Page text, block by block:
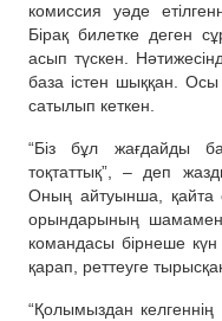
комиссия уәде
Бірақ билетке деген
асып түскен.
база істен шыққан. Осы
сатылып кеткен.
“Біз бұл жағдайды
тоқтаттық”, – деп
Оның айтуынша, қайта
орындарының шамамен
командасы бірнеше
қарап, реттеуге
“Қолымыздан келгеннің